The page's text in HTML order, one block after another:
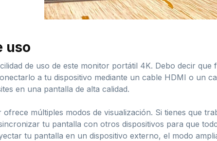
uso
de uso de este monitor portátil 4K. Debo decir
a tu dispositivo mediante un cable HDMI o un
en una pantalla de alta calidad.
ofrece múltiples modos de visualización. Si tienes que
tu pantalla con otros dispositivos para que
tu pantalla en un dispositivo externo, el modo